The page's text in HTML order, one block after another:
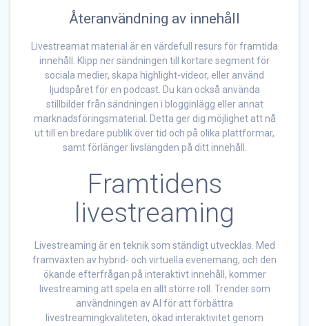
Återanvändning av innehåll
Livestreamat material är en värdefull resurs för framtida
innehåll. Klipp ner sändningen till kortare segment för
sociala medier, skapa highlight-videor, eller använd
ljudspåret för en podcast. Du kan också använda
stillbilder från sändningen i blogginlägg eller annat
marknadsföringsmaterial. Detta ger dig möjlighet att nå
ut till en bredare publik över tid och på olika plattformar,
samt förlänger livslängden på ditt innehåll.
Framtidens
livestreaming
Livestreaming är en teknik som ständigt utvecklas. Med
framväxten av hybrid- och virtuella evenemang, och den
ökande efterfrågan på interaktivt innehåll, kommer
livestreaming att spela en allt större roll. Trender som
användningen av AI för att förbättra
livestreamingkvaliteten, ökad interaktivitet genom